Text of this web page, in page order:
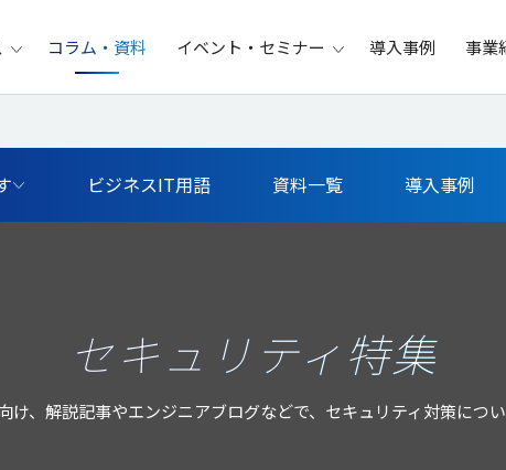
コラム・資料 イベント・セミナー 導入事例 事業
ビジネスIT用語 資料一覧 導入事例
セキュリティ特集
け、解説記事やエンジニアブログなどで、セキュリティ対策につ